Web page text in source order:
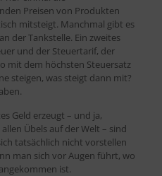
Preisen von Produkten
mitsteigt. Manchmal gibt es
der Tankstelle. Ein zweites
und der Steuertarif, der
mit dem höchsten Steuersatz
steigen, was steigt dann mit?
Geld erzeugt – und ja,
Übels auf der Welt – sind
tatsächlich nicht vorstellen
man sich vor Augen führt, wo
ist.